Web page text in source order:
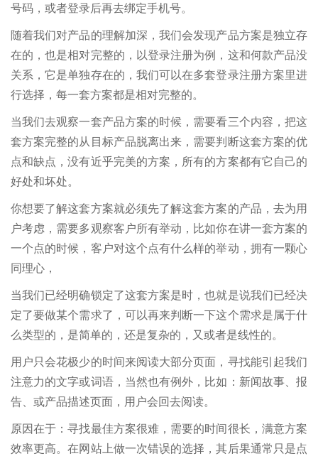
号码，或者登录后再去绑定手机号。
随着我们对产品的理解加深，我们会发现产品方案是独立存
在的，也是相对完整的，以登录注册为例，这和何款产品没
关系，它是单独存在的，我们可以在多套登录注册方案里进
行选择，每一套方案都是相对完整的。
当我们去观察一套产品方案的时候，需要看三个内容，把这
套方案完整的从目标产品脱离出来，需要判断这套方案的优
点和缺点，没有近乎完美的方案，所有的方案都有它自己的
好处和坏处。
你想要了解这套方案就必须先了解这套方案的产品，去为用
户考虑，需要多观察客户所有举动，比如你在讲一套方案的
一个点的时候，客户对这个点有什么样的举动，拥有一颗心
同理心，
当我们已经明确锁定了这套方案是时，也就是说我们已经决
定了要做某个需求了，可以再来判断一下这个需求是属于什
么类型的，是简单的，还是复杂的，又或者是线性的。
用户只会花极少的时间来阅读大部分页面，寻找能引起我们
注意力的文字或词语，当然也有例外，比如：新闻故事、报
告、或产品描述页面，用户会回去阅读。
原因在于：寻找最佳方案很难，需要的时间很长，满意方案
效率更高。在网站上做一次错误的选择，其后果通常只是点